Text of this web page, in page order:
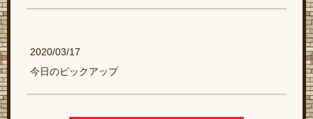
2020/03/17
今日のピックアップ